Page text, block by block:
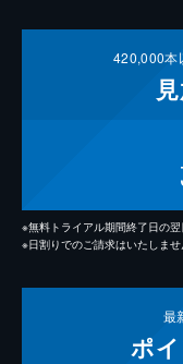
420,000本
※無料トライアル期間終了日の
※日割りでのご請求はいたしませ
最
ポ